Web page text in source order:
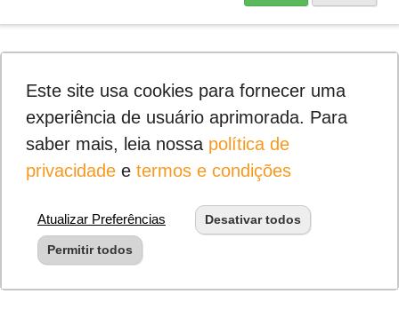
Este site usa cookies para fornecer uma
experiência de usuário aprimorada. Para
saber mais, leia nossa política de
privacidadee termos e condições
Atualizar Preferências Desativar todos
Permitir todos